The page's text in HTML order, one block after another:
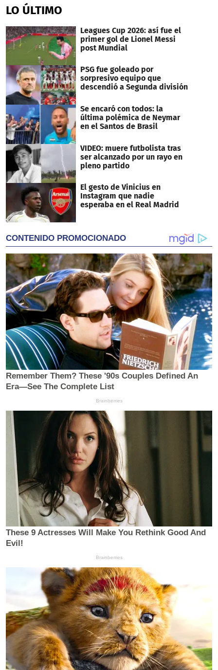
of
35
1
second
LO ÚLTIMO
Leagues Cup 2026: así fue el
primer gol de Lionel Messi
post Mundial
PSG fue goleado por
sorpresivo equipo que
descendió a Segunda división
Se encaró con todos: la
última polémica de Neymar
en el Santos de Brasil
VIDEO: muere futbolista tras
ser alcanzado por un rayo en
pleno partido
El gesto de Vinicius en
Instagram que nadie
esperaba en el Real Madrid